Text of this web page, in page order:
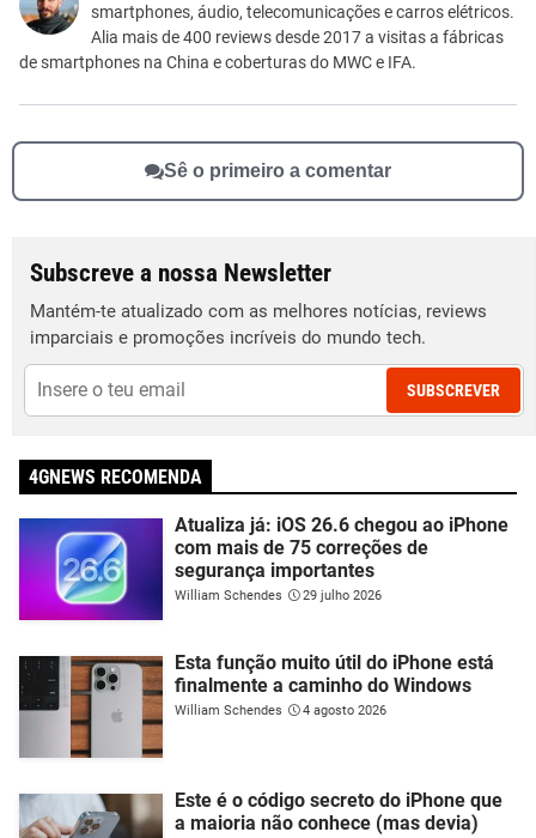
Outro
smartphones, áudio, telecomunicações e carros elétricos.
Alia mais de 400 reviews desde 2017 a visitas a fábricas
de smartphones na China e coberturas do MWC e IFA.
Sê o primeiro a comentar
Subscreve a nossa Newsletter
Mantém-te atualizado com as melhores notícias, reviews
imparciais e promoções incríveis do mundo tech.
SUBSCREVER
4GNEWS RECOMENDA
Atualiza já: iOS 26.6 chegou ao iPhone
com mais de 75 correções de
segurança importantes
William Schendes 29 julho 2026
Esta função muito útil do iPhone está
finalmente a caminho do Windows
William Schendes 4 agosto 2026
Este é o código secreto do iPhone que
a maioria não conhece (mas devia)